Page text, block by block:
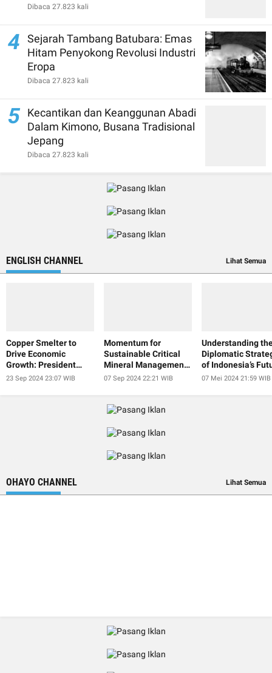
Dibaca 27.823 kali
4
Sejarah Tambang Batubara: Emas
Hitam Penyokong Revolusi Industri
Eropa
Dibaca 27.823 kali
5 Kecantikan dan Keanggunan Abadi
Dalam Kimono, Busana Tradisional
Jepang
Dibaca 27.823 kali
ENGLISH CHANNEL Lihat Semua
Copper Smelter to
Drive Economic
Growth: President
Jokowi
23 Sep 2024 23:07 WIB
Momentum for
Sustainable Critical
Mineral Management
at IISF 2024
07 Sep 2024 22:21 WIB
Understanding
Diplomatic
of Indonesia’s
President
07 Mei 2024 21:59 WIB
OHAYO CHANNEL Lihat Semua